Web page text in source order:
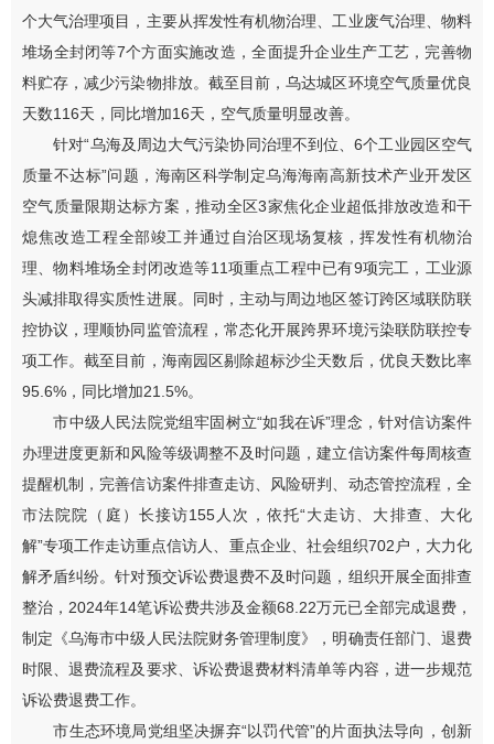
个大气治理项目，主要从挥发性有机物治理、工业废气治理、物料
堆场全封闭等7个方面实施改造，全面提升企业生产工艺，完善物
料贮存，减少污染物排放。截至目前，乌达城区环境空气质量优良
天数116天，同比增加16天，空气质量明显改善。
针对“乌海及周边大气污染协同治理不到位、6个工业园区空气
质量不达标”问题，海南区科学制定乌海海南高新技术产业开发区
空气质量限期达标方案，推动全区3家焦化企业超低排放改造和干
熄焦改造工程全部竣工并通过自治区现场复核，挥发性有机物治
理、物料堆场全封闭改造等11项重点工程中已有9项完工，工业源
头减排取得实质性进展。同时，主动与周边地区签订跨区域联防联
控协议，理顺协同监管流程，常态化开展跨界环境污染联防联控专
项工作。截至目前，海南园区剔除超标沙尘天数后，优良天数比率
95.6%，同比增加21.5%。
市中级人民法院党组牢固树立“如我在诉”理念，针对信访案件
办理进度更新和风险等级调整不及时问题，建立信访案件每周核查
提醒机制，完善信访案件排查走访、风险研判、动态管控流程，全
市法院院（庭）长接访155人次，依托“大走访、大排查、大化
解”专项工作走访重点信访人、重点企业、社会组织702户，大力化
解矛盾纠纷。针对预交诉讼费退费不及时问题，组织开展全面排查
整治，2024年14笔诉讼费共涉及金额68.22万元已全部完成退费，
制定《乌海市中级人民法院财务管理制度》，明确责任部门、退费
时限、退费流程及要求、诉讼费退费材料清单等内容，进一步规范
诉讼费退费工作。
市生态环境局党组坚决摒弃“以罚代管”的片面执法导向，创新